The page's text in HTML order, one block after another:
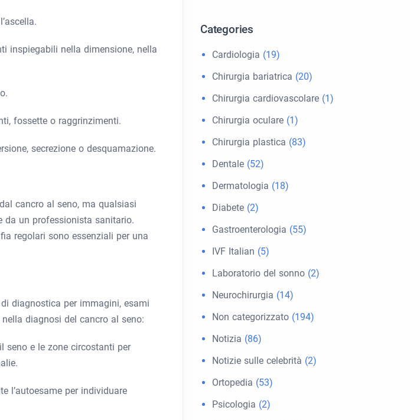
inspiegabili nella dimensione, nella
fossette o raggrinzimenti.
secrezione o desquamazione.
cancro al seno, ma qualsiasi
da un professionista sanitario.
regolari sono essenziali per una
diagnostica per immagini, esami
diagnosi del cancro al seno:
seno e le zone circostanti per
l’autoesame per individuare
Categories
Cardiologia (19)
Chirurgia bariatrica (20)
Chirurgia cardiovascolare (1)
Chirurgia oculare (1)
Chirurgia plastica (83)
Dentale (52)
Dermatologia (18)
Diabete (2)
Gastroenterologia (55)
IVF Italian (5)
Laboratorio del sonno (2)
Neurochirurgia (14)
Non categorizzato (194)
Notizia (86)
Notizie sulle celebrità (2)
Ortopedia (53)
Psicologia (2)